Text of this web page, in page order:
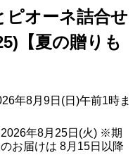
ピオーネ詰合せ
【夏の贈りも
年8月9日(日)午前1時ま
年8月25日(火) ※期
お届けは 8月15日以降